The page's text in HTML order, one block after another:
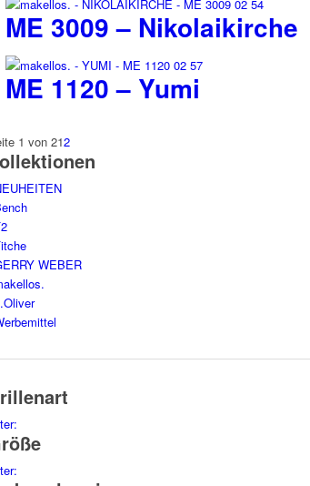
ME 3009 – Nikolaikirche
ME 1120 – Yumi
1 von 212
WEBER
75